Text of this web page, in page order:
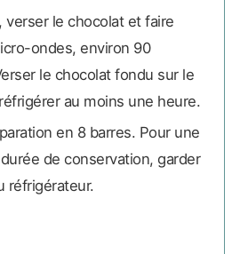
verser le chocolat et faire
ondes, environ 90
le chocolat fondu sur le
au moins une heure.
en 8 barres. Pour une
de conservation, garder
réfrigérateur.